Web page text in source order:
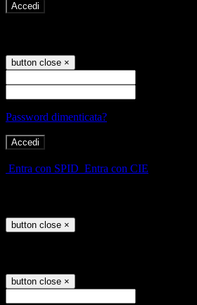
Accedi
button close ×
Password dimenticata?
Entra con SPID Entra con CIE
button close ×
button close ×